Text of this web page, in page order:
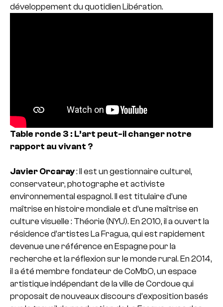
développement du quotidien Libération.
Table ronde 3 : L’art peut-il changer notre
rapport au vivant ?
Javier Orcaray: Il est un gestionnaire culturel,
conservateur, photographe et activiste
environnemental espagnol. Il est titulaire d’une
maîtrise en histoire mondiale et d’une maîtrise en
culture visuelle : Théorie (NYU). En 2010, il a ouvert la
résidence d’artistes La Fragua, qui est rapidement
devenue une référence en Espagne pour la
recherche et la réflexion sur le monde rural. En 2014,
il a été membre fondateur de CoMbO, un espace
artistique indépendant de la ville de Cordoue qui
proposait de nouveaux discours d’exposition basés